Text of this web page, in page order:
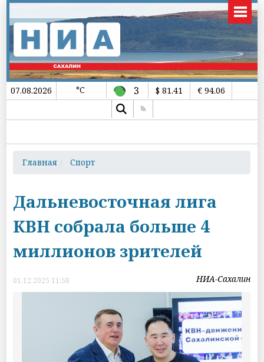
07.08.2026 °C 3 $ 81.41 € 94.06
Главная Спорт
Дальневосточная лига
КВН собрала больше 4
миллионов зрителей
01.12.2025 11:58 НИА-Сахалин